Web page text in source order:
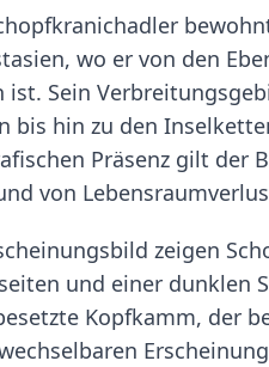
wo er von den
ist. Sein
bis hin zu den
Präsenz gilt der
von
zeigen
und einer dunklen
Kopfkamm, der